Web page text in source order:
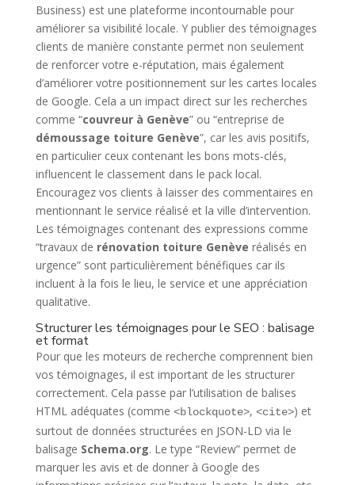
Business) est une plateforme incontournable pour
améliorer sa visibilité locale. Y publier des témoignages
clients de manière constante permet non seulement
de renforcer votre e-réputation, mais également
d’améliorer votre positionnement sur les cartes locales
de Google. Cela a un impact direct sur les recherches
comme “couvreur à Genève” ou “entreprise de
démoussage toiture Genève”, car les avis positifs,
en particulier ceux contenant les bons mots-clés,
influencent le classement dans le pack local.
Encouragez vos clients à laisser des commentaires en
mentionnant le service réalisé et la ville d’intervention.
Les témoignages contenant des expressions comme
“travaux de rénovation toiture Genève réalisés en
urgence” sont particulièrement bénéfiques car ils
incluent à la fois le lieu, le service et une appréciation
qualitative.
Structurer les témoignages pour le SEO : balisage
et format
Pour que les moteurs de recherche comprennent bien
vos témoignages, il est important de les structurer
correctement. Cela passe par l’utilisation de balises
HTML adéquates (comme <blockquote>, <cite>) et
surtout de données structurées en JSON-LD via le
balisage Schema.org. Le type “Review” permet de
marquer les avis et de donner à Google des